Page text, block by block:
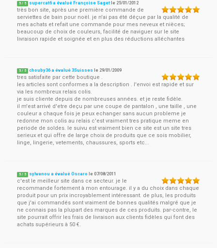
5 / 5 supercat6 a évalué Françoise Saget le 25/01/2012
très bon site, après une première commande de
serviettes de bain pour noël. je n'ai pas été déçue par la qualité de
mes achats et refait une commande pour mes neveux et nièces;
beaucoup de choix de couleurs, facilité de naviguer sur le site
livraison rapide et soignée et en plus des réductions alléchantes
5 / 5 chouby36 a évalué 3Suisses le 29/01/2009
tres satisfaite par cette boutique .
les articles sont conformes a la description . l'envoi est rapide et sur
via les nombreux relais colis.
je suis cliente depuis de nombreuses années. et je reste fidèle.
il m'est arrivé d'etre deçu par une coupe de pantalon , une taille , une
couleur a chaque fois je peux echanger sans aucun probleme je
redonne mon colis au relais c'est vraiment tres pratique meme en
periode de soldes. le suivu est vraiment bien ce site est un site tres
serieux et qui offre de large choix de produits que ce sois mobilier,
linge, lingerie, vetements, chaussures, sports etc...
5 / 5 sylvanou a évalué Oscaro le07/08/2011
c'est le meilleur site dans ce secteur. je le
recommande fortement à mon entourage. il y a du choix dans chaque
produit pour un prix incroyablement intéressant. de plus, les produits
que j'ai commandés sont vraiment de bonnes qualités malgré que je
ne connais pas la plupart des marques de ces produits. par-contre, le
site pourrait offrir les frais de livraison aux clients fidèles qui font des
achats supérieurs à 50 €.